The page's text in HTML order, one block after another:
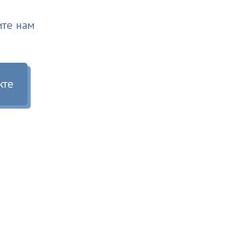
нам